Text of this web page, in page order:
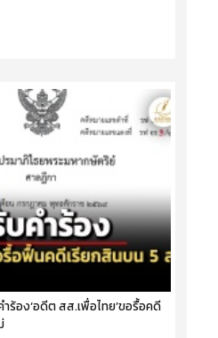
ร้อง‘อดีต สส.เพื่อไทย’ขอรื้อคดี